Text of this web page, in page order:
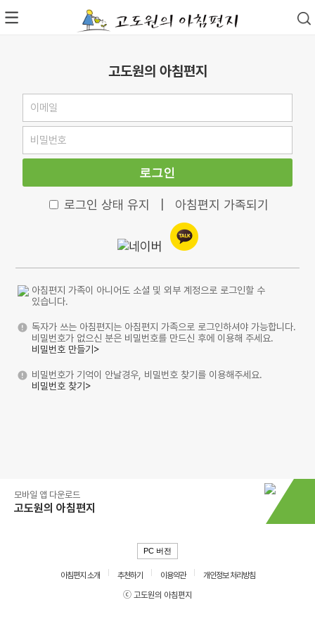
고도원의 아침편지
로그인
로그인 상태 유지 아침편지 가족되기
아침편지 가족이 아니어도 소셜 및 외부 계정으로 로그인할 수
있습니다.
독자가 쓰는 아침편지는 아침편지 가족으로 로그인하셔야 가능합니다.
비밀번호가 없으신 분은 비밀번호를 만드신 후에 이용해 주세요.
비밀번호 만들기>
비밀번호가 기억이 안날경우, 비밀번호 찾기를 이용해주세요.
비밀번호 찾기>
모바일 앱 다운로드
고도원의 아침편지
PC 버전
아침편지 소개 추천하기 이용약관
개인정보 처리방침
ⓒ 고도원의 아침편지